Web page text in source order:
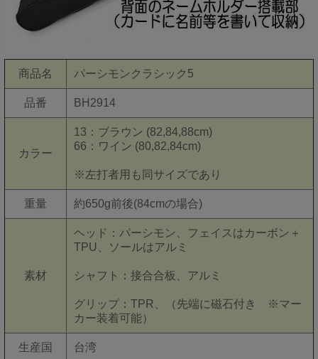
商品名 パーシモンクラシック5
品番 BH2914
カラー
13：ブラウン (82,84,88cm)
66：ワイン (80,82,84cm)
※左打者用も同サイズであり
重量 約650g前後(84cmの場合)
素材
ヘッド：パーシモン、フェイスはカーボン＋
TPU、ソールはアルミ
シャフト：接合合板、アルミ
グリップ： TPR、（先端に磁石付き ※マー
カー装着可能）
生産国 台湾